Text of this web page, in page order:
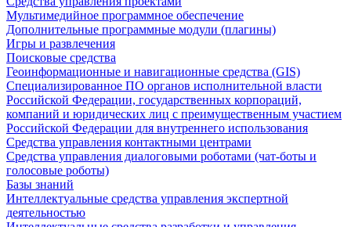
Мультимедийное программное обеспечение
Дополнительные программные модули (плагины)
Игры и развлечения
Поисковые средства
Геоинформационные и навигационные средства (GIS)
Специализированное ПО органов исполнительной власти
Российской Федерации, государственных корпораций,
компаний и юридических лиц с преимущественным участием
Российской Федерации для внутреннего использования
Средства управления контактными центрами
Средства управления диалоговыми роботами (чат-боты и
голосовые роботы)
Базы знаний
Интеллектуальные средства управления экспертной
деятельностью